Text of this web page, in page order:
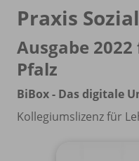
Praxis
Ausgabe
Pfalz
BiBox - Das digitale
Kollegiumslizenz für